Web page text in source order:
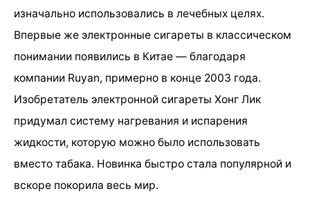
изначально использовались в лечебных целях.
Впервые же электронные сигареты в классическом
понимании появились в Китае — благодаря
компании Ruyan, примерно в конце 2003 года.
Изобретатель электронной сигареты Хонг Лик
придумал систему нагревания и испарения
жидкости, которую можно было использовать
вместо табака. Новинка быстро стала популярной и
вскоре покорила весь мир.